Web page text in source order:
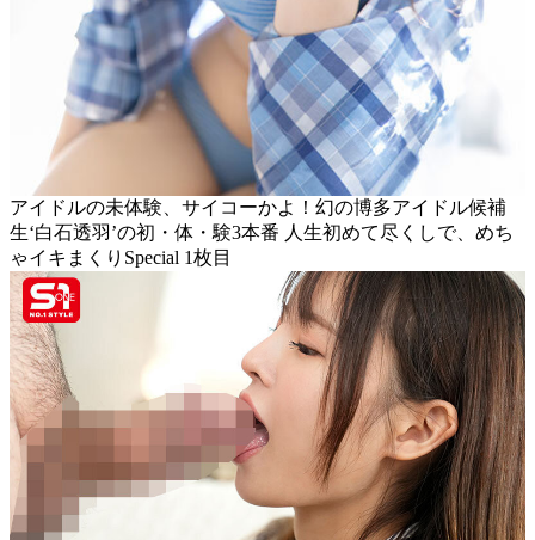
アイドルの未体験、サイコーかよ！幻の博多アイドル候補
生‘白石透羽’の初・体・験3本番 人生初めて尽くしで、めち
ゃイキまくりSpecial 1枚目